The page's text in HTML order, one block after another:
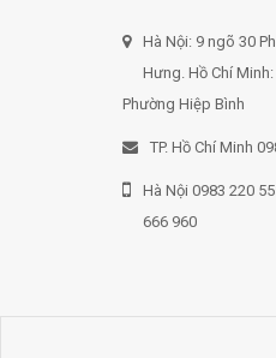
Hà Nội: 9 ngõ 30
Hưng. Hồ Chí
Phường Hiệp Bình
TP. Hồ Chí Minh
Hà Nội 0983 220
666 960